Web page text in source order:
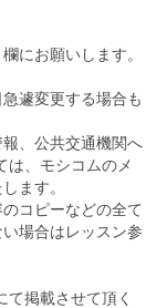
にお願いします。
遽変更する場合も
、公共交通機関へ
は、モシコムのメ
ます。
コピーなどの全て
場合はレッスン参
て掲載させて頂く